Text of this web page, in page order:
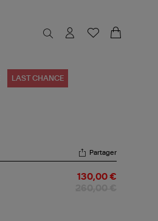
LAST CHANCE
Partager
130,00 €